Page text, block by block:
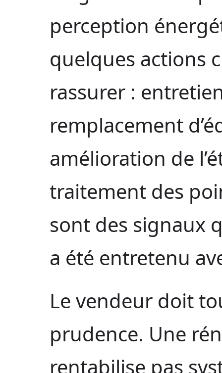
perception
quelques actions
rassurer :
remplacement
amélioration de
traitement des
sont des signaux
a été entretenu
Le vendeur doit
prudence. Une
rentabilise pas